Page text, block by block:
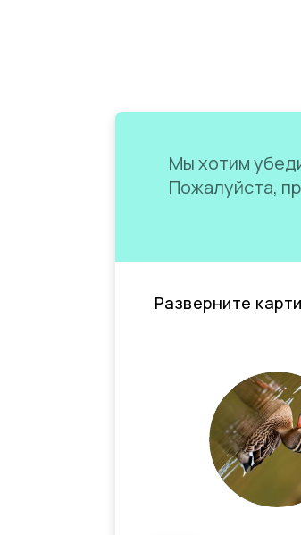
Мы хотим
Пожалуйста,
Разверните